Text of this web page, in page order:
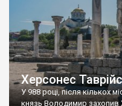
Херсонес
У 988 році, після кількох
князь Володимир захопив